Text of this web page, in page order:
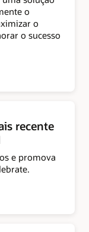
o
o
o sucesso
recente
e promova